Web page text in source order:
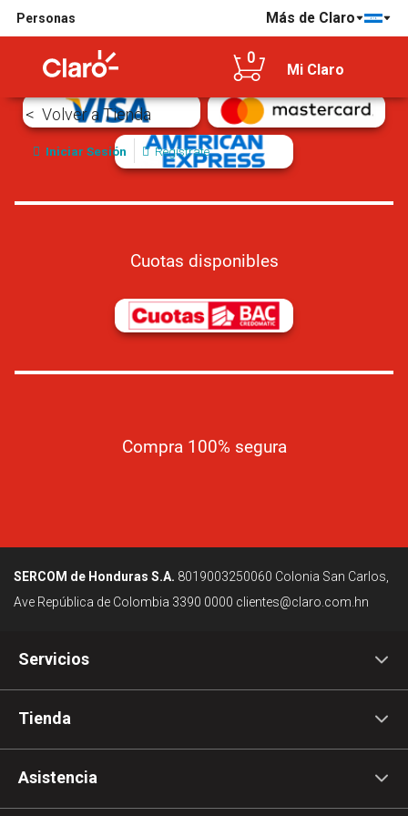
Personas Más de Claro
0
Mi Claro
Volver a Tienda
Iniciar Sesión Regístrate
Tarjetas de crédito/débito aceptadas
Cuotas disponibles
Compra 100% segura
SERCOM de Honduras S.A. 8019003250060 Colonia San Carlos,
Ave República de Colombia 3390 0000 clientes@claro.com.hn
Servicios
Tienda
Asistencia